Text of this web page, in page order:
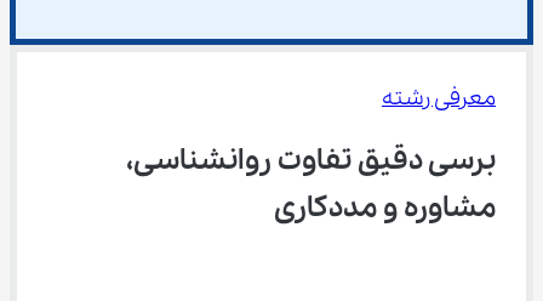
معرفی رشته
برسی دقیق تفاوت روانشناسی،
مشاوره و مددکاری